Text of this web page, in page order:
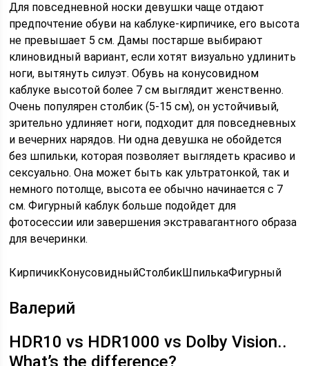
Для повседневной носки девушки чаще отдают
предпочтение обуви на каблуке-кирпичике, его высота
не превышает 5 см. Дамы постарше выбирают
клиновидный вариант, если хотят визуально удлинить
ноги, вытянуть силуэт. Обувь на конусовидном
каблуке высотой более 7 см выглядит женственно.
Очень популярен столбик (5-15 см), он устойчивый,
зрительно удлиняет ноги, подходит для повседневных
и вечерних нарядов. Ни одна девушка не обойдется
без шпильки, которая позволяет выглядеть красиво и
сексуально. Она может быть как ультратонкой, так и
немного потолще, высота ее обычно начинается с 7
см. Фигурный каблук больше подойдет для
фотосессии или завершения экстравагантного образа
для вечеринки.
КирпичикКонусовидныйСтолбикШпилькаФигурный
Валерий
HDR10 vs HDR1000 vs Dolby Vision..